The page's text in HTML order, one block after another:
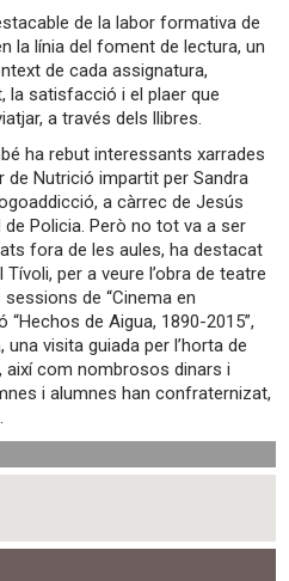
de la labor formativa de
la línia del foment de lectura, un
de cada assignatura,
la satisfacció i el plaer que
a través dels llibres.
ha rebut interessants xarrades
Nutrició impartit per Sandra
a càrrec de Jesús
Policia. Però no tot va a ser
fora de les aules, ha destacat
per a veure l’obra de teatre
de “Cinema en
“Hechos de Aigua, 1890-2015”,
visita guiada per l’horta de
així com nombrosos dinars i
i alumnes han confraternizat,